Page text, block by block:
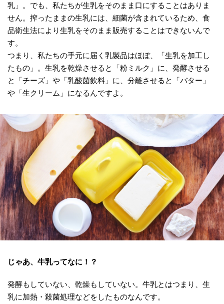
乳」。でも、私たちが生乳をそのまま口にすることはありま
せん。搾ったままの生乳には、細菌が含まれているため、食
品衛生法により生乳をそのまま販売することはできないんで
す。
つまり、私たちの手元に届く乳製品はほぼ、「生乳を加工し
たもの」。生乳を乾燥させると「粉ミルク」に、発酵させる
と「チーズ」や「乳酸菌飲料」に、分離させると「バター」
や「生クリーム」になるんですよ。
じゃあ、牛乳ってなに！？
発酵もしていない、乾燥もしていない。牛乳とはつまり、生
乳に加熱・殺菌処理などをしたものなんです。